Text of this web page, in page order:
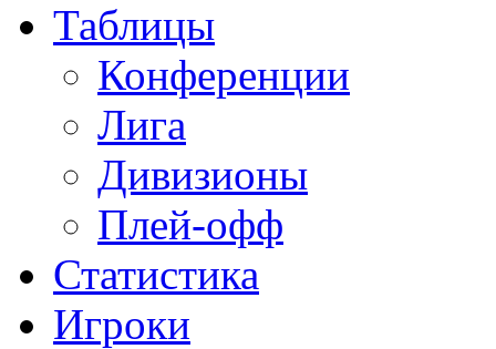
Таблицы
Конференции
Лига
Дивизионы
Плей-офф
Статистика
Игроки